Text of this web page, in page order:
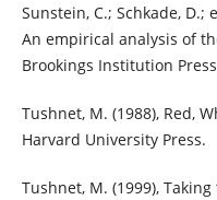
Sunstein, C.; Schkade, D.;
An empirical analysis of
Brookings Institution
Tushnet, M. (1988), Red,
Harvard University Press.
Tushnet, M. (1999),